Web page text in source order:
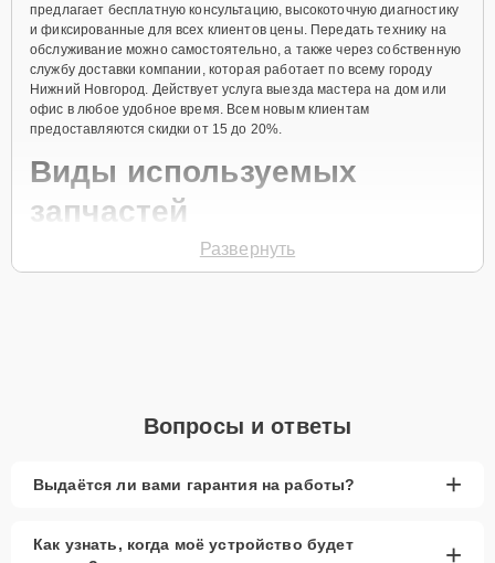
предлагает бесплатную консультацию, высокоточную диагностику
и фиксированные для всех клиентов цены. Передать технику на
обслуживание можно самостоятельно, а также через собственную
службу доставки компании, которая работает по всему городу
Нижний Новгород. Действует услуга выезда мастера на дом или
офис в любое удобное время. Всем новым клиентам
предоставляются скидки от 15 до 20%.
Виды используемых
запчастей
Для ремонта гироскутера модели ZX-11 Aqua Pro предлагаются как
активное использование устройства дольше
запчастей.
рассмотреть вариант с использованием
Развернуть
Вопросы и ответы
Выдаётся ли вами гарантия на работы? +
Как узнать, когда моё устройство будет
+